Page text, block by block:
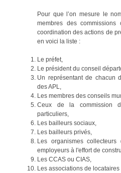
Pour que l’on mesure le
membres des
coordination des actions de
en voici la liste :
Le préfet,
Le président du conseil
Un représentant de chacun
des APL,
Les membres des conseils
Ceux de la commission
particuliers,
Les bailleurs sociaux,
Les bailleurs privés,
Les organismes
employeurs à l'effort de
Les CCAS ou CIAS,
Les associations de locataires